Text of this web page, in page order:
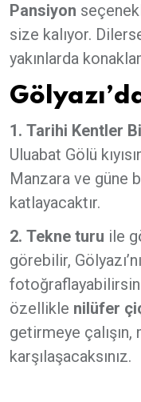
Pansiyon
size kalıyor.
yakınlarda
1. Tarihi Kentler
Uluabat Gölü
Manzara ve güne
katlayacaktır.
2. Tekne turu ile
görebilir,
özellikle nilüfer
getirmeye
karşılaşacaksınız.